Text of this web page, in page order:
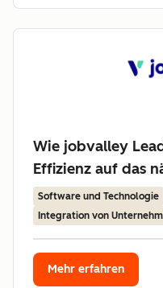
Wie jobvalley
Effizienz auf das
Software und Technologie
Integration von
Mehr erfahren